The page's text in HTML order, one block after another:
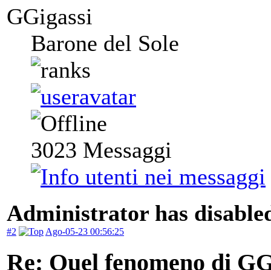
GGigassi
Barone del Sole
3023 Messaggi
Administrator has
#2 Ago-05-23 00:56:25
Re: Quel fenomeno di